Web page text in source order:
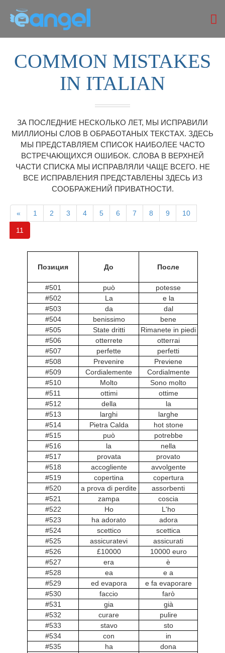
COMMON MISTAKES
IN ITALIAN
ЗА ПОСЛЕДНИЕ НЕСКОЛЬКО ЛЕТ, МЫ ИСПРАВИЛИ
МИЛЛИОНЫ СЛОВ В ОБРАБОТАНЫХ ТЕКСТАХ. ЗДЕСЬ
МЫ ПРЕДСТАВЛЯЕМ СПИСОК НАИБОЛЕЕ ЧАСТО
ВСТРЕЧАЮЩИХСЯ ОШИБОК. СЛОВА В ВЕРХНЕЙ
ЧАСТИ СПИСКА МЫ ИСПРАВЛЯЛИ ЧАЩЕ ВСЕГО. НЕ
ВСЕ ИСПРАВЛЕНИЯ ПРЕДСТАВЛЕНЫ ЗДЕСЬ ИЗ
СООБРАЖЕНИЙ ПРИВАТНОСТИ.
« 1 2 3 4 5 6 7 8 9 10
11
Позиция До После
#501 può
potesse
#502
La
e la
#503
da
dal
#504
benissimo
bene
#505
State dritti
Rimanete in piedi
#506
otterrete
otterrai
#507
perfette
perfetti
#508
Prevenire
Previene
#509
Cordialemente
Cordialmente
#510
Molto
Sono molto
#511
ottimi
ottime
#512
della
la
#513
larghi
larghe
#514
Pietra Calda
hot stone
#515
può
potrebbe
#516
la
nella
#517
provata
provato
#518
accogliente
avvolgente
#519
copertina
copertura
#520
a prova di perdite
assorbenti
#521
zampa
coscia
#522
Ho
L'ho
#523
ha adorato
adora
#524
scettico
scettica
#525
assicuratevi
assicurati
#526
£10000
10000 euro
#527
era
è
#528
ea
e a
#529
ed evapora
e fa evaporare
#530
faccio
farò
#531
gia
già
#532
curare
pulire
#533
stavo
sto
#534
con
in
#535
ha
dona